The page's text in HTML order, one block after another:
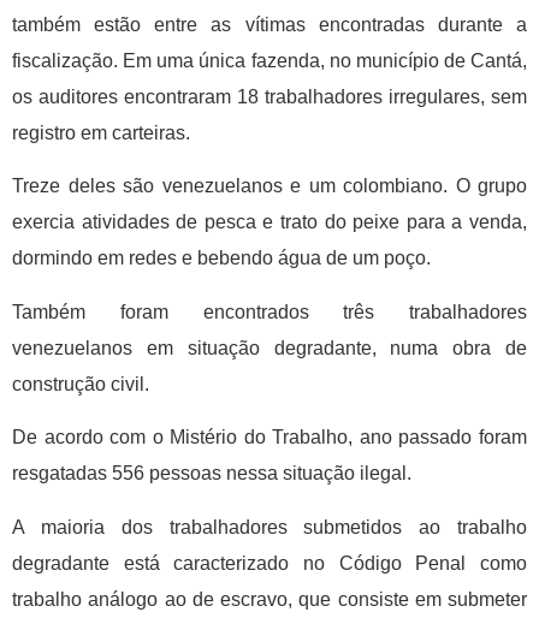
também estão entre as vítimas encontradas durante a
fiscalização. Em uma única fazenda, no município de Cantá,
os auditores encontraram 18 trabalhadores irregulares, sem
registro em carteiras.
Treze deles são venezuelanos e um colombiano. O grupo
exercia atividades de pesca e trato do peixe para a venda,
dormindo em redes e bebendo água de um poço.
Também foram encontrados três trabalhadores
venezuelanos em situação degradante, numa obra de
construção civil.
De acordo com o Mistério do Trabalho, ano passado foram
resgatadas 556 pessoas nessa situação ilegal.
A maioria dos trabalhadores submetidos ao trabalho
degradante está caracterizado no Código Penal como
trabalho análogo ao de escravo, que consiste em submeter